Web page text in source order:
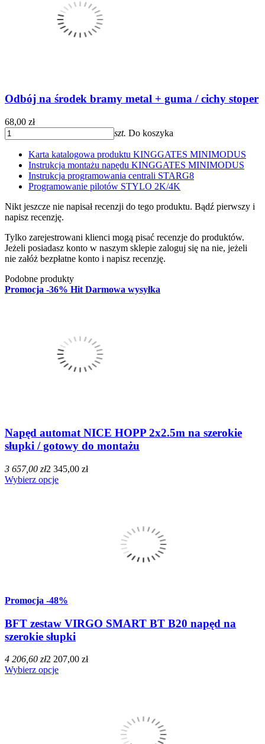
Odbój na środek bramy metal + guma / cichy stoper
68,00 zł
szt. Do koszyka
Karta katalogowa produktu KINGGATES MINIMODUS
Instrukcja montażu napędu KINGGATES MINIMODUS
Instrukcja programowania centrali STARG8
Programowanie pilotów STYLO 2K/4K
Nikt jeszcze nie napisał recenzji do tego produktu. Bądź pierwszy i
napisz recenzję.
Tylko zarejestrowani klienci mogą pisać recenzje do produktów.
Jeżeli posiadasz konto w naszym sklepie zaloguj się na nie, jeżeli
nie załóż bezpłatne konto i napisz recenzję.
Podobne produkty
Promocja -36% Hit Darmowa wysyłka
Napęd automat NICE HOPP 2x2.5m na szerokie
słupki / gotowy do montażu
3 657,00 zł2 345,00 zł
Wybierz opcje
Promocja -48%
BFT zestaw VIRGO SMART BT B20 napęd na
szerokie słupki
4 206,60 zł2 207,00 zł
Wybierz opcje